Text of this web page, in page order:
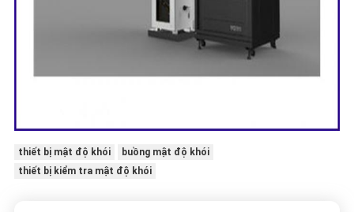
thiết bị mật độ khói
buồng mật độ khói
thiết bị kiểm tra mật độ khói